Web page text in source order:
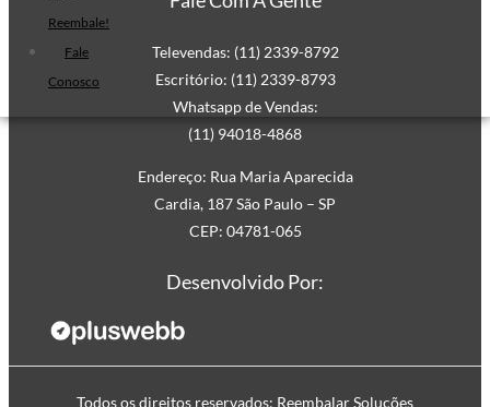
Fita Adesiva Transparente
48×50
Fita Adesiva
Fita Adesiva Colorida
Fita Adesiva Personalizada
Fita Adesiva Personalizada com
Logomarca
Pequena Quantidade
Fita Adesiva Personalizada no
Reembale!
Fale
Conosco
Televendas: (11) 2339-8792
Escritório: (11) 2339-8793
Whatsapp de Vendas:
(11) 94018-4868
Endereço: Rua Maria Aparecida
Cardia, 187 São Paulo – SP
CEP: 04781-065
Desenvolvido Por:
Todos os direitos reservados: Reembalar Soluções